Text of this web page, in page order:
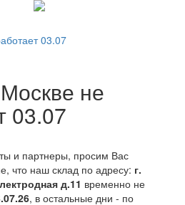
03.07
не
03.07
и партнеры, просим Вас
что наш склад по адресу: г.
д.11 временно не
, в остальные дни - по